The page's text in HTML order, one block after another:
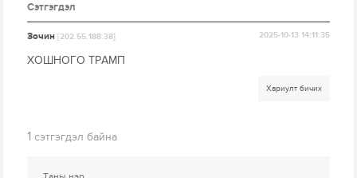
Сэтгэгдэл
Зочин[202.55.188.38] 2025-10-13 14:11:35
ХОШНОГО ТРАМП
Хариулт бичих
1 сэтгэгдэл байна